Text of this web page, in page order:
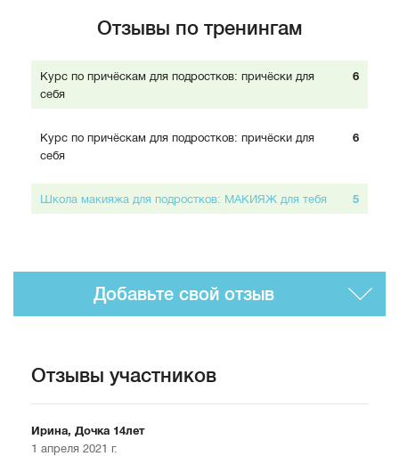
Отзывы по тренингам
Курс по причёскам для подростков: причёски для
себя
6
Курс по причёскам для подростков: причёски для
себя
6
Школа макияжа для подростков: МАКИЯЖ для тебя 5
Добавьте свой отзыв
Отзывы участников
Ирина, Дочка 14лет
1 апреля 2021 г.